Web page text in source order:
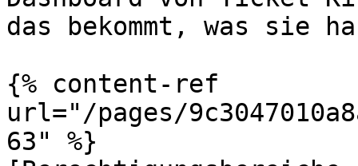
das bekommt, was sie
{% content-ref
url="/pages/
63" %}